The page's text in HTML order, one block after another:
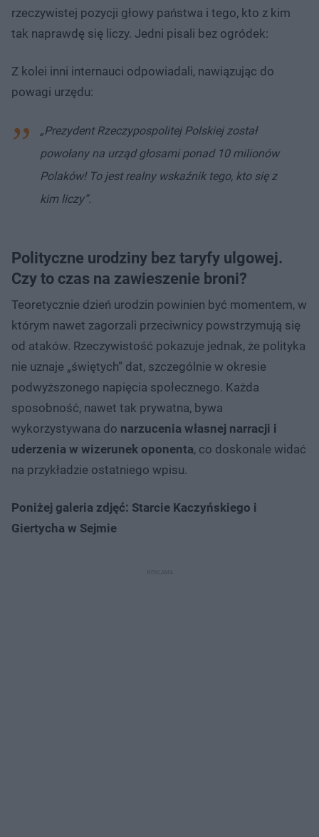
rzeczywistej pozycji głowy państwa i tego, kto z kim
tak naprawdę się liczy. Jedni pisali bez ogródek:
Z kolei inni internauci odpowiadali, nawiązując do
powagi urzędu:
„Prezydent Rzeczypospolitej Polskiej został
powołany na urząd głosami ponad 10 milionów
Polaków! To jest realny wskaźnik tego, kto się z
kim liczy”.
Polityczne urodziny bez taryfy ulgowej.
Czy to czas na zawieszenie broni?
Teoretycznie dzień urodzin powinien być momentem, w
którym nawet zagorzali przeciwnicy powstrzymują się
od ataków. Rzeczywistość pokazuje jednak, że polityka
nie uznaje „świętych” dat, szczególnie w okresie
podwyższonego napięcia społecznego. Każda
sposobność, nawet tak prywatna, bywa
wykorzystywana do narzucenia własnej narracji i
uderzenia w wizerunek oponenta, co doskonale widać
na przykładzie ostatniego wpisu.
Poniżej galeria zdjęć: Starcie Kaczyńskiego i
Giertycha w Sejmie